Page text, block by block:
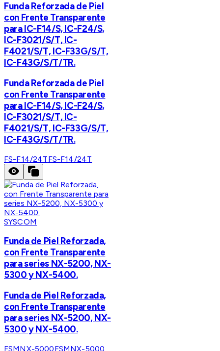
Funda Reforzada de Piel
con Frente Transparente
para IC-F14/S, IC-F24/S,
IC-F3021/S/T, IC-
F4021/S/T, IC-F33G/S/T,
IC-F43G/S/T/TR.
Funda Reforzada de Piel
con Frente Transparente
para IC-F14/S, IC-F24/S,
IC-F3021/S/T, IC-
F4021/S/T, IC-F33G/S/T,
IC-F43G/S/T/TR.
FS-F14/24TFS-F14/24T
SYSCOM
Funda de Piel Reforzada,
con Frente Transparente
para series NX-5200, NX-
5300 y NX-5400.
Funda de Piel Reforzada,
con Frente Transparente
para series NX-5200, NX-
5300 y NX-5400.
FSMNX-5000FSMNX-5000